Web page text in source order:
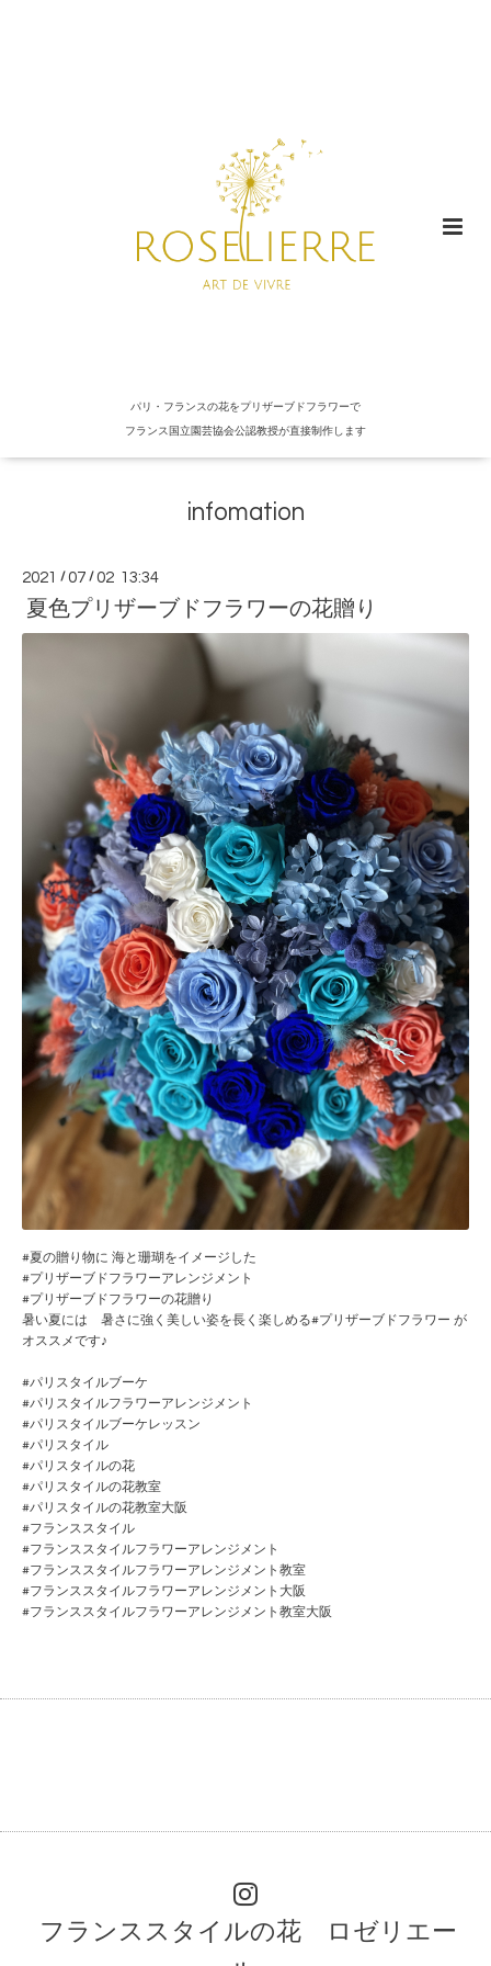
パリ・フランスの花をプリザーブドフラワーで
フランス国立園芸協会公認教授が直接制作します
infomation
2021 /07 /02 13:34
夏色プリザーブドフラワーの花贈り
#夏の贈り物に 海と珊瑚をイメージした
#プリザーブドフラワーアレンジメント
#プリザーブドフラワーの花贈り
暑い夏には 暑さに強く美しい姿を長く楽しめる#プリザーブドフラワー が
オススメです♪
#パリスタイルブーケ
#パリスタイルフラワーアレンジメント
#パリスタイルブーケレッスン
#パリスタイル
#パリスタイルの花
#パリスタイルの花教室
#パリスタイルの花教室大阪
#フランススタイル
#フランススタイルフラワーアレンジメント
#フランススタイルフラワーアレンジメント教室
#フランススタイルフラワーアレンジメント大阪
#フランススタイルフラワーアレンジメント教室大阪
フランススタイルの花 ロゼリエー